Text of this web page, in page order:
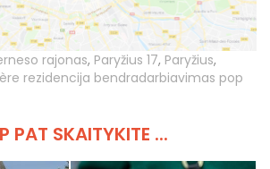
rajonas, Paryžius 17, Paryžius,
rezidencija bendradarbiavimas pop
PAT SKAITYKITE ...